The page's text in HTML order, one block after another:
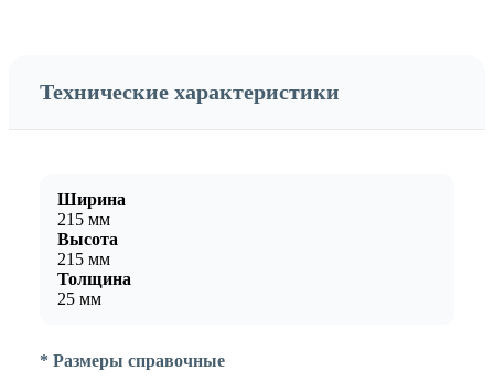
Технические характеристики
Ширина
215 мм
Высота
215 мм
Толщина
25 мм
* Размеры справочные